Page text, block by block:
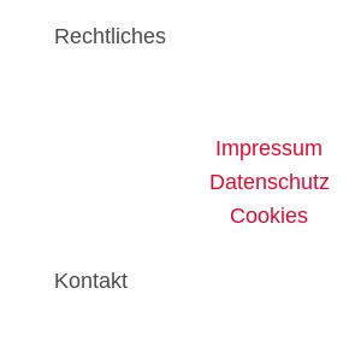
Rechtliches
Impressum
Datenschutz
Cookies
Kontakt